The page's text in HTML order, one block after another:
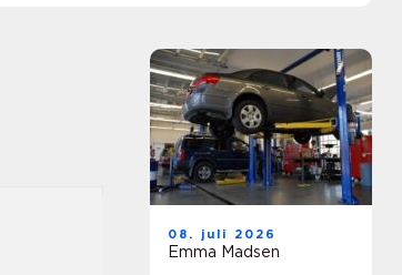
08. juli 2026
Emma Madsen